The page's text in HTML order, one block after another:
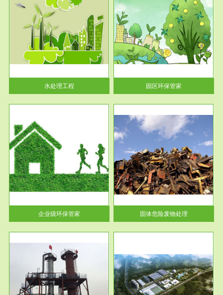
水处理工程
服务范围
园区环保管家
2016 年 4 月，环保部下发《关
于积极发挥环境保护作用促进供
给侧结...
园区环保管家
企业级环保管家
服务范围
固体危险废物处理
固体废物解释：固体废物是指人
们在生产建设、日常生活和其他
活动中...
固体危险废物处理
服务范围
市政固废处理